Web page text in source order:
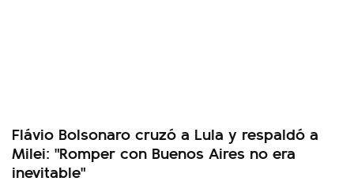
Flávio Bolsonaro cruzó a Lula y respaldó a
Milei: "Romper con Buenos Aires no era
inevitable"